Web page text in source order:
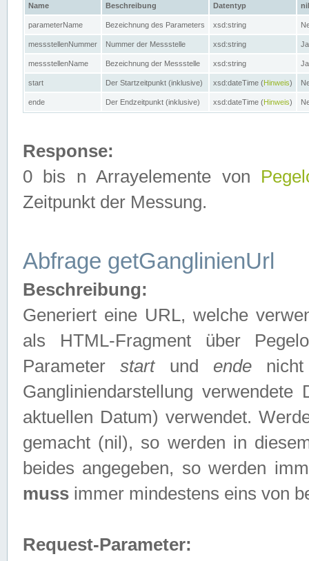
Name Beschreibung Datentyp nil
parameterName Bezeichnung des Parameters xsd:string
messstellenNummer Nummer der Messstelle xsd:string Ja
messstellenName Bezeichnung der Messstelle xsd:string Ja
start Der Startzeitpunkt (inklusive) xsd:dateTime (Hinweis)
ende Der Endzeitpunkt (inklusive) xsd:dateTime (Hinweis)
Response:
0 bis n Arrayelemente von
Zeitpunkt der Messung.
Abfrage getGanglinienUrl
Beschreibung:
Generiert eine URL, welche
als HTML-Fragment über
Parameterstartund endenicht
Gangliniendarstellung
aktuellen Datum) verwendet.
gemacht (nil), so werden in
beides angegeben, so werden
muss immer mindestens eins von
Request-Parameter: